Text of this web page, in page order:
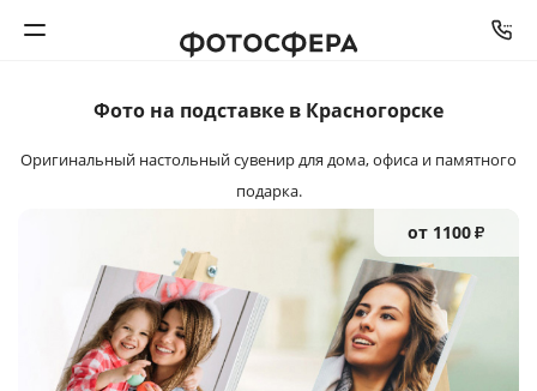
Печать фото
Интерьерная печать
Фотоподарки
Фото на подставке в Красногорске
Оригинальный настольный сувенирдля дома, офиса и памятного
подарка.
от 1100₽